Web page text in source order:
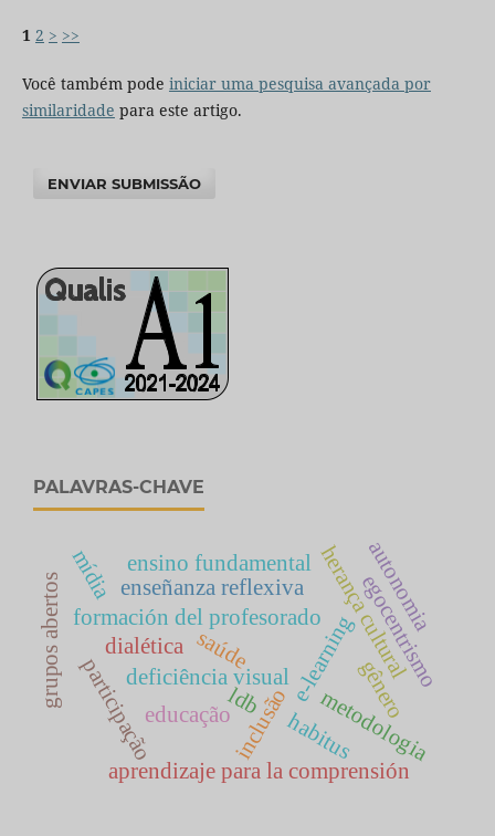
1 2 > >>
Você também pode iniciar uma pesquisa avançada por
similaridade para este artigo.
ENVIAR SUBMISSÃO
PALAVRAS-CHAVE
educação
deficiência visual
inclusão
e-learning
formación del profesorado
aprendizaje para la comprensión
enseñanza reflexiva
habitus
herança cultural
ensino fundamental
saúde
participação metodologia
grupos abertos dialética egocentrismo
autonomia
ldb gênero
mídia